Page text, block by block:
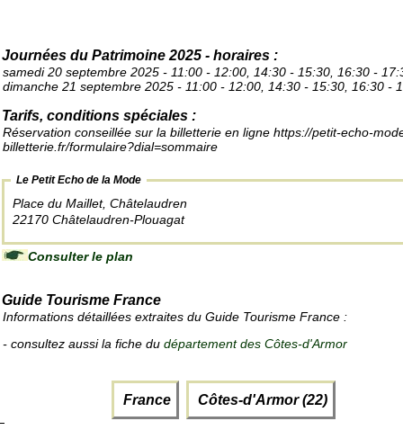
Journées du Patrimoine 2025 - horaires :
samedi 20 septembre 2025 - 11:00 - 12:00, 14:30 - 15:30, 16:30 -
dimanche 21 septembre 2025 - 11:00 - 12:00, 14:30 - 15:30, 16:30 -
Tarifs, conditions spéciales :
Réservation conseillée sur la billetterie en ligne https://petit-echo-
billetterie.fr/formulaire?dial=sommaire
Le Petit Echo de la Mode
Place du Maillet, Châtelaudren
22170 Châtelaudren-Plouagat
Consulter le plan
Guide Tourisme France
Informations détaillées extraites du Guide Tourisme France :
- consultez aussi la fiche du département des Côtes-d'Armor
France Côtes-d'Armor (22)